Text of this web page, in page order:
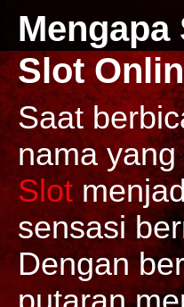
Slot
Saat
nama
Slot
sensasi
Dengan